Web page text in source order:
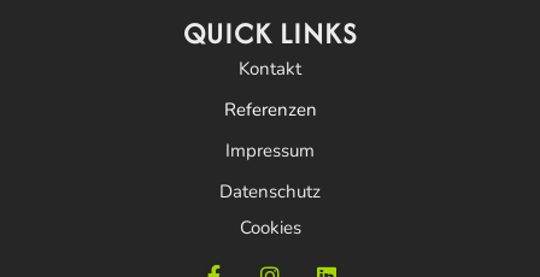
QUICK LINKS
Kontakt
Referenzen
Impressum
Datenschutz
Cookies